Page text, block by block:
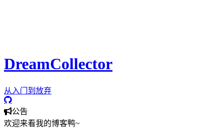
DreamCollector
从入门到放弃
公告
欢迎来看我的博客鸭~